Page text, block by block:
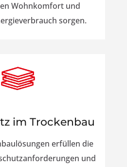
Wohnkomfort und
sorgen.
im Trockenbau
erfüllen die
und